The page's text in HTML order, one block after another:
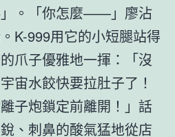
」。「你怎麼——」廖沾
K-999用它的小短腿站得
爪子優雅地一揮：「沒
宙水餃快要拉肚子了！
子炮鎖定前離開！」話
、刺鼻的酸氣猛地從店